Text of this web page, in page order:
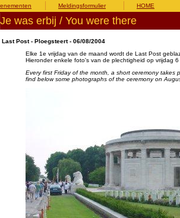
Meldingsformulier HOME
Je was erbij / You were there
Last Post - Ploegsteert - 06/08/2004
Elke 1e vrijdag van de maand wordt de Last Post
Hieronder enkele foto's van de plechtigheid op vrijdag
Every first Friday of the month, a short ceremony takes
find below some photographs of the ceremony on